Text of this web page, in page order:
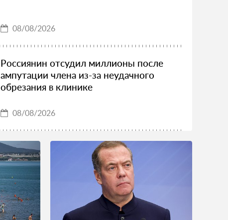
08/08/2026
Россиянин отсудил миллионы после
ампутации члена из-за неудачного
обрезания в клинике
08/08/2026